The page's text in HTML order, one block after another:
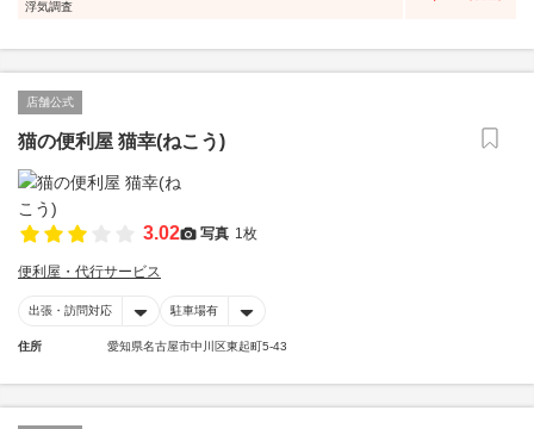
浮気調査
店舗公式
猫の便利屋 猫幸(ねこう)
3.02 写真 1枚
便利屋・代行サービス
出張・訪問対応 駐車場有
住所 愛知県名古屋市中川区東起町5-43